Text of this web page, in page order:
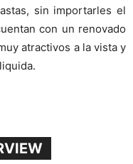
sin importarles el
con un renovado
atractivos a la vista y